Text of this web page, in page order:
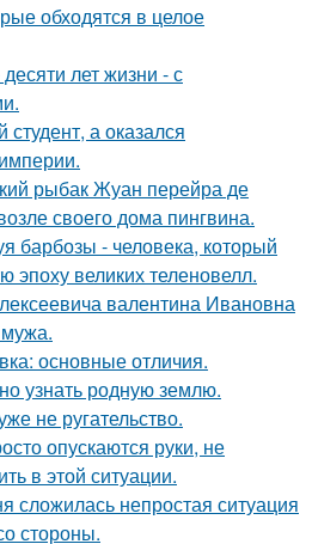
обходятся в целое
лет жизни - с
а оказался
рыбак Жуан перейра де
своего дома пингвина.
барбозы - человека, который
эпоху великих теленовелл.
валентина Ивановна
основные отличия.
узнать родную землю.
не ругательство.
опускаются руки, не
в этой ситуации.
сложилась непростая ситуация
стороны.